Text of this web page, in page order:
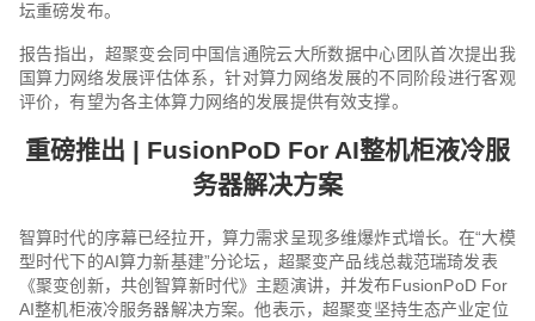
坛重磅发布。
报告指出，超聚变会同中国信通院云大所数据中心团队首次提出我
国算力网络发展评估体系，针对算力网络发展的不同阶段进行客观
评价，有望为各主体算力网络的发展提供有效支撑。
重磅推出 | FusionPoD For AI整机柜液冷服
务器解决方案
智算时代的序幕已经拉开，算力需求呈现多维爆炸式增长。在“大模
型时代下的AI算力新基建”分论坛，超聚变产品线总裁范瑞琦发表
《聚变创新，共创智算新时代》主题演讲，并发布FusionPoD For
AI整机柜液冷服务器解决方案。他表示，超聚变坚持生态产业定位